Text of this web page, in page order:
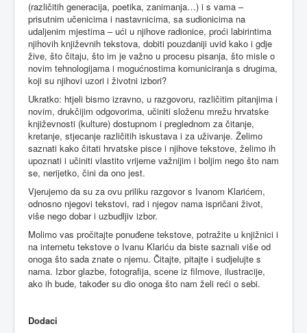
(različitih generacija, poetika, zanimanja…) i s vama –
prisutnim učenicima i nastavnicima, sa sudionicima na
udaljenim mjestima – ući u njihove radionice, proći labirintima
njihovih književnih tekstova, dobiti pouzdaniji uvid kako i gdje
žive, što čitaju, što im je važno u procesu pisanja, što misle o
novim tehnologijama i mogućnostima komuniciranja s drugima,
koji su njihovi uzori i životni izbori?
Ukratko: htjeli bismo izravno, u razgovoru, različitim pitanjima i
novim, drukčijim odgovorima, učiniti složenu mrežu hrvatske
književnosti (kulture) dostupnom i preglednom za čitanje,
kretanje, stjecanje različitih iskustava i za uživanje. Želimo
saznati kako čitati hrvatske pisce i njihove tekstove, želimo ih
upoznati i učiniti vlastito vrijeme važnijim i boljim nego što nam
se, nerijetko, čini da ono jest.
Vjerujemo da su za ovu priliku razgovor s Ivanom Klarićem,
odnosno njegovi tekstovi, rad i njegov nama ispričani život,
više nego dobar i uzbudljiv izbor.
Molimo vas pročitajte ponuđene tekstove, potražite u knjižnici i
na internetu tekstove o Ivanu Klariću da biste saznali više od
onoga što sada znate o njemu. Čitajte, pitajte i sudjelujte s
nama. Izbor glazbe, fotografija, scene iz filmove, ilustracije,
ako ih bude, također su dio onoga što nam želi reći o sebi.
Dodaci